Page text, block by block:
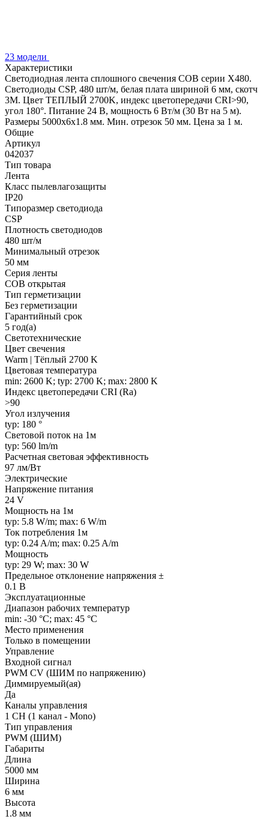
23 модели
Характеристики
Светодиодная лента сплошного свечения COB серии X480.
Светодиоды CSP, 480 шт/м, белая плата шириной 6 мм, скотч
3M. Цвет ТЕПЛЫЙ 2700K, индекс цветопередачи CRI>90,
угол 180°. Питание 24 В, мощность 6 Вт/м (30 Вт на 5 м).
Размеры 5000х6х1.8 мм. Мин. отрезок 50 мм. Цена за 1 м.
Общие
Артикул
042037
Тип товара
Лента
Класс пылевлагозащиты
IP20
Типоразмер светодиода
CSP
Плотность светодиодов
480 шт/м
Минимальный отрезок
50 мм
Серия ленты
COB открытая
Тип герметизации
Без герметизации
Гарантийный срок
5 год(а)
Светотехнические
Цвет свечения
Warm | Тёплый 2700 K
Цветовая температура
min: 2600 K; typ: 2700 K; max: 2800 K
Индекс цветопередачи CRI (Ra)
>90
Угол излучения
typ: 180 °
Световой поток на 1м
typ: 560 lm/m
Расчетная световая эффективность
97 лм/Вт
Электрические
Напряжение питания
24 V
Мощность на 1м
typ: 5.8 W/m; max: 6 W/m
Ток потребления 1м
typ: 0.24 A/m; max: 0.25 A/m
Мощность
typ: 29 W; max: 30 W
Предельное отклонение напряжения ±
0.1 В
Эксплуатационные
Диапазон рабочих температур
min: -30 °C; max: 45 °C
Место применения
Только в помещении
Управление
Входной сигнал
PWM СV (ШИМ по напряжению)
Диммируемый(ая)
Да
Каналы управления
1 CH (1 канал - Mono)
Тип управления
PWM (ШИМ)
Габариты
Длина
5000 мм
Ширина
6 мм
Высота
1.8 мм